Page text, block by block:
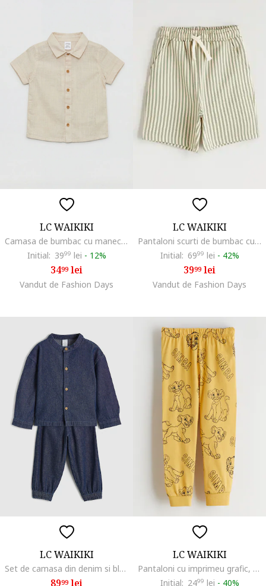
LC WAIKIKI
Camasa de bumbac cu maneci scurte, Bej
Initial: 3999 lei - 12%
3499lei
Vandut de Fashion Days
LC WAIKIKI
Pantaloni scurti de bumbac cu dungi, Verde pal/Alb murdar
Initial: 6999 lei - 42%
3999lei
Vandut de Fashion Days
LC WAIKIKI
Set de camasa din denim si blugi - 2 piese, Bleumarin
8999lei
LC WAIKIKI
Pantaloni cu imprimeu grafic, Galben
Initial: 2499 lei - 40%